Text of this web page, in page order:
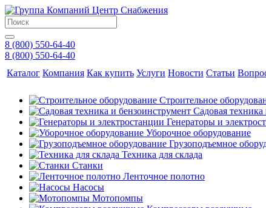
8 (800) 550-64-40
8 (800) 550-64-40
Каталог Компания Как купить Услуги Новости Статьи
Строительное
Садовая
Генераторы и
Уборочное оборудование
Грузоподъемное
Техника для склада
Станки
Ленточное полотно
Насосы
Мотопомпы